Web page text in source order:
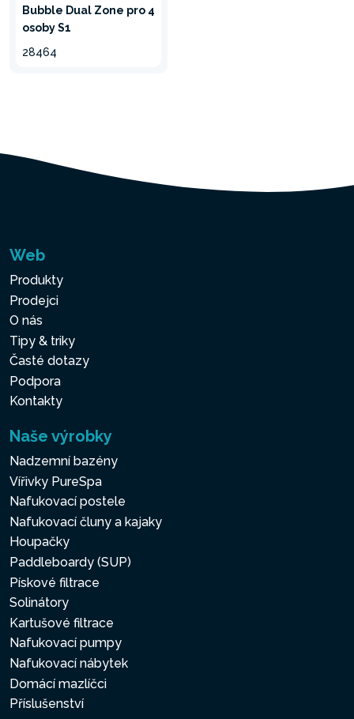
Jet Zone poskytuje větší
odolnost a maximální
vrstva jsou vyrobeny z
polyesterové síťoviny. To vše
Bubble Dual Zone pro 4
osoby S1
28464
Web
Produkty
Prodejci
O nás
Tipy & triky
Časté dotazy
Podpora
Kontakty
Naše výrobky
Nadzemní bazény
Vířivky PureSpa
Nafukovací postele
Nafukovací čluny a kajaky
Houpačky
Paddleboardy (SUP)
Pískové filtrace
Solinátory
Kartušové filtrace
Nafukovací pumpy
Nafukovací nábytek
Domácí mazlíčci
Příslušenství